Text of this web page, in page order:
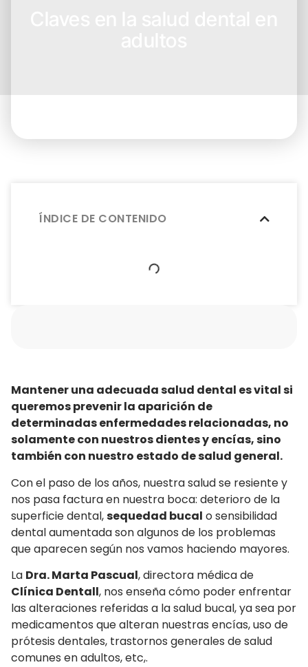
ÍNDICE DE CONTENIDO
Mantener una adecuada salud dental es vital si
queremos prevenir la aparición de
determinadas enfermedades relacionadas, no
solamente con nuestros dientes y encías, sino
también con nuestro estado de salud general.
Con el paso de los años, nuestra salud se resiente y
nos pasa factura en nuestra boca: deterioro de la
superficie dental,sequedad bucal o sensibilidad
dental aumentada son algunos de los problemas
que aparecen según nos vamos haciendo mayores.
La Dra. Marta Pascual, directora médica de
Clínica Dentall, nos enseña cómo poder enfrentar
las alteraciones referidas a la salud bucal, ya sea por
medicamentos que alteran nuestras encías, uso de
prótesis dentales, trastornos generales de salud
comunes en adultos, etc,.